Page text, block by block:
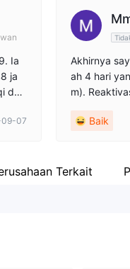
https://twitter.com/
Ia
ja
dari
09-07
Akhirnya
ah 4 hari
m).
lamBaik
Terkait